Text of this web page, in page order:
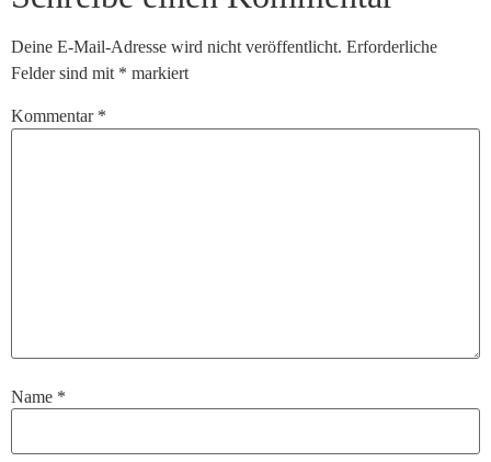
Deine E-Mail-Adresse wird nicht veröffentlicht. Erforderliche
Felder sind mit * markiert
Kommentar *
Name *